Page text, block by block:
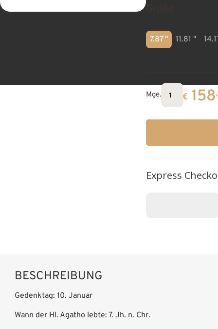
7.87 " 11.81 "
Mge. € 158
Express
BESCHREIBUNG
Gedenktag: 10. Januar
Wann der Hl. Agatho lebte: 7. Jh. n. Chr.